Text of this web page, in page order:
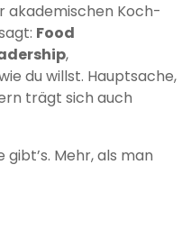
akademischen Koch-
Food
,
du willst. Hauptsache,
trägt sich auch
Mehr, als man